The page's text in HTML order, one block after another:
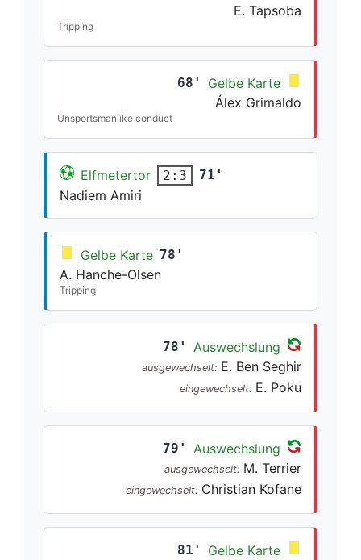
E. Tapsoba
Tripping
68'
Gelbe Karte
Álex Grimaldo
Unsportsmanlike conduct
Elfmetertor 2:3 71'
Nadiem Amiri
Gelbe Karte 78'
A. Hanche-Olsen
Tripping
78' Auswechslung
ausgewechselt: E. Ben Seghir
eingewechselt: E. Poku
79' Auswechslung
ausgewechselt: M. Terrier
eingewechselt: Christian Kofane
81'
Gelbe Karte